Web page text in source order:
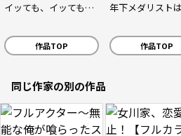
イッても、イッても…止めないよ？ この男、猛獣。
作品TOP 作品TOP
同じ作家の別の作品